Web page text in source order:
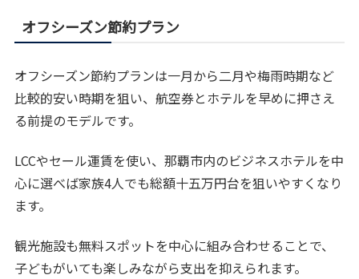
オフシーズン節約プラン
オフシーズン節約プランは一月から二月や梅雨時期など
比較的安い時期を狙い、航空券とホテルを早めに押さえ
る前提のモデルです。
LCCやセール運賃を使い、那覇市内のビジネスホテルを中
心に選べば家族4人でも総額十五万円台を狙いやすくなり
ます。
観光施設も無料スポットを中心に組み合わせることで、
子どもがいても楽しみながら支出を抑えられます。